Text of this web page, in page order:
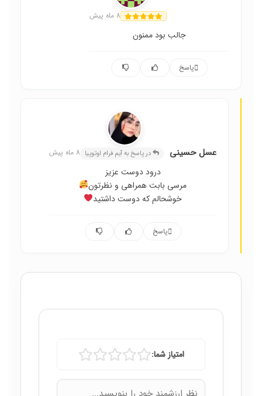
8 ماه پیش
جالب بود ممنون
پاسخ
عسل حسینی در پاسخ به آیم فرام اوتوپیا 8 ماه پیش
درود دوست عزیز
مرسی بابت همراهی و نظرتون
خوشحالم که دوست داشتید
پاسخ
امتیاز شما: